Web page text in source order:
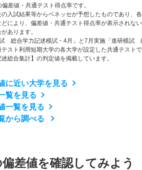
差値・共通テスト得点率です。
試結果等からベネッセが予想したものであり、
より、偏差値・共通テスト得点率が表示されな
あります。
総合学力記述模試・4月」と7月実施「進研模試
スト利用短期大学の各大学が設定した共通テスト
総合集計】の判定値を掲載しています。
に近い大学を見る
覧を見る
一覧を見る
から調べる
差値を確認してみよう